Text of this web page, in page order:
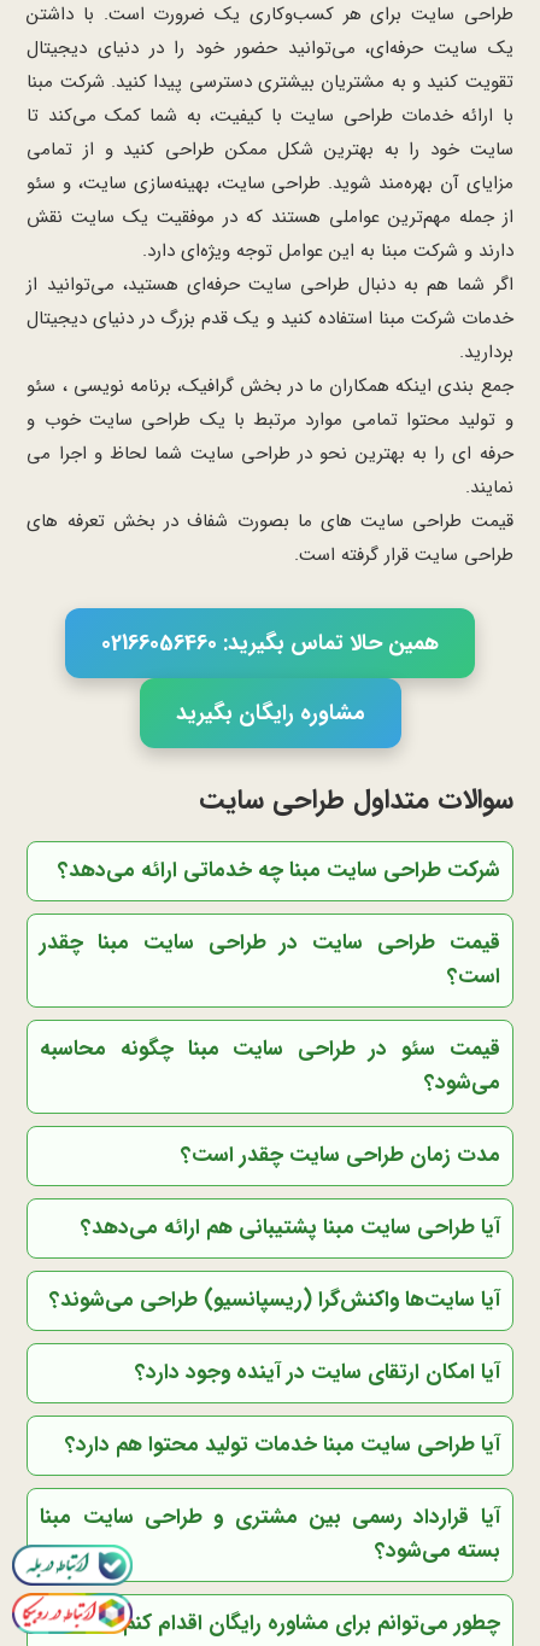
طراحی سایت برای هر کسب‌وکاری یک ضرورت است. با داشتن
یک سایت حرفه‌ای، می‌توانید حضور خود را در دنیای دیجیتال
تقویت کنید و به مشتریان بیشتری دسترسی پیدا کنید. شرکت مبنا
با ارائه خدمات طراحی سایت با کیفیت، به شما کمک می‌کند تا
سایت خود را به بهترین شکل ممکن طراحی کنید و از تمامی
مزایای آن بهره‌مند شوید. طراحی سایت، بهینه‌سازی سایت، و سئو
از جمله مهم‌ترین عواملی هستند که در موفقیت یک سایت نقش
دارند و شرکت مبنا به این عوامل توجه ویژه‌ای دارد.
اگر شما هم به دنبال طراحی سایت حرفه‌ای هستید، می‌توانید از
خدمات شرکت مبنا استفاده کنید و یک قدم بزرگ در دنیای دیجیتال
بردارید.
جمع بندی اینکه همکاران ما در بخش گرافیک، برنامه نویسی ، سئو
و تولید محتوا تمامی موارد مرتبط با یک طراحی سایت خوب و
حرفه ای را به بهترین نحو در طراحی سایت شما لحاظ و اجرا می
نمایند.
قیمت طراحی سایت های ما بصورت شفاف در بخش تعرفه های
طراحی سایت قرار گرفته است.
همین حالا تماس بگیرید: 02166056460
مشاوره رایگان بگیرید
سوالات متداول طراحی سایت
شرکت طراحی سایت مبنا چه خدماتی ارائه می‌دهد؟
قیمت طراحی سایت در طراحی سایت مبنا چقدر
است؟
قیمت سئو در طراحی سایت مبنا چگونه محاسبه
می‌شود؟
مدت زمان طراحی سایت چقدر است؟
آیا طراحی سایت مبنا پشتیبانی هم ارائه می‌دهد؟
آیا سایت‌ها واکنش‌گرا (ریسپانسیو) طراحی می‌شوند؟
آیا امکان ارتقای سایت در آینده وجود دارد؟
آیا طراحی سایت مبنا خدمات تولید محتوا هم دارد؟
آیا قرارداد رسمی بین مشتری و طراحی سایت مبنا
بسته می‌شود؟
چطور می‌توانم برای مشاوره رایگان اقدام کنم؟